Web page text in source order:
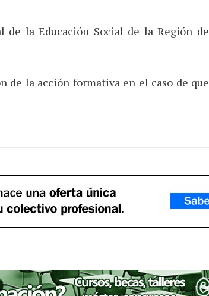
la Educación Social de la Región de
de la acción formativa en el caso de que